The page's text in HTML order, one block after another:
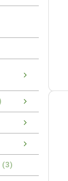
3